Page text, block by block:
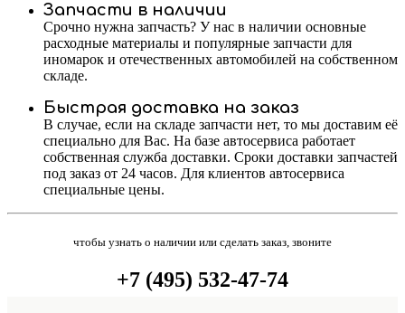
Запчасти в наличии
Срочно нужна запчасть? У нас в наличии основные
расходные материалы и популярные запчасти для
иномарок и отечественных автомобилей на собственном
складе.
Быстрая доставка на заказ
В случае, если на складе запчасти нет, то мы доставим её
специально для Вас. На базе автосервиса работает
собственная служба доставки. Сроки доставки запчастей
под заказ от 24 часов. Для клиентов автосервиса
специальные цены.
чтобы узнать о наличии или сделать заказ, звоните
+7 (495) 532-47-74